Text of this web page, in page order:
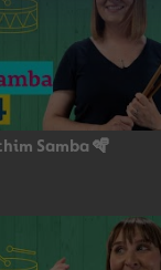
Samba 🪇